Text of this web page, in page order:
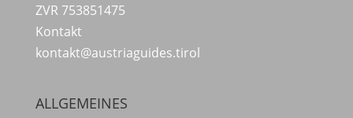
ZVR 753851475
Kontakt
kontakt@austriaguides.tirol
ALLGEMEINES